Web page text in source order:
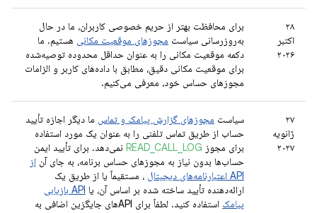
۲۸
اکتبر
۲۰۲۶
برای محافظت بهتر از حریم خصوصی کاربران، ما در حال
به‌روزرسانی سیاست مجوزهای موقعیت مکانی هستیم. ما
دکمه موقعیت مکانی را به عنوان حداقل محدوده توصیه‌شده
برای موقعیت مکانی دقیق، مطابق با داده‌های کاربر و الزامات
مجوزهای حساس خود، معرفی می‌کنیم.
۲۷
ژانویه
۲۰۲۷
سیاست مجوزهای گزارش پیامک و تماس ما دیگر اجازه تأیید
حساب از طریق تماس تلفنی را به عنوان یک مورد استفاده
برای مجوز READ_CALL_LOG نمی‌دهد. برای تأیید ایمن
حساب‌ها بدون نیاز به مجوزهای حساس برنامه، به جای آن از
API اعتبارنامه‌های دیجیتال
، مستقیماً یا از طریق یک
ارائه‌دهنده تأیید ساخته شده بر اساس آن، یا
API بازیابی
پیامک استفاده کنید. لطفاً برای APIهای جایگزین اضافی به